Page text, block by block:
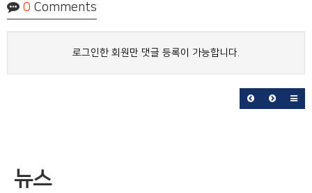
0 Comments
로그인한 회원만 댓글 등록이 가능합니다.
뉴스